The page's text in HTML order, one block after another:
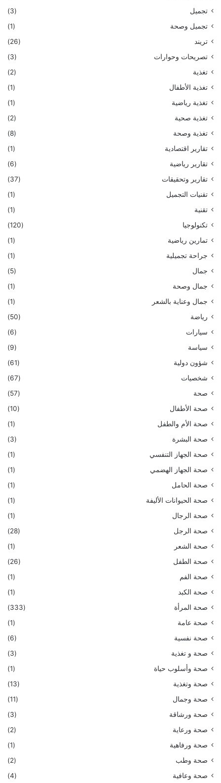
تجميل
(3)
تجميل وصحة
(1)
تريند
(26)
تصريحات وحوارات
(3)
تغذية
(2)
تغذية الأطفال
(1)
تغذية رياضية
(1)
تغذية صحية
(2)
تغذية وصحة
(8)
تقارير اقتصادية
(1)
تقارير رياضية
(6)
تقارير وتحقيقات
(37)
تقنيات التجميل
(1)
تقنية
(1)
تكنولوجيا
(120)
تمارين رياضية
(1)
جراحة تجميلية
(1)
جمال
(5)
جمال وصحة
(1)
جمال وعناية بالشعر
(1)
رياضة
(50)
سيارات
(6)
سياسة
(9)
شؤون دولية
(61)
شخصيات
(67)
صحة
(57)
صحة الأطفال
(10)
صحة الأم والطفل
(1)
صحة البشرة
(3)
صحة الجهاز التنفسي
(1)
صحة الجهاز الهضمي
(1)
صحة الحامل
(1)
صحة الحيوانات الأليفة
(1)
صحة الرجال
(1)
صحة الرجل
(28)
صحة الشعر
(1)
صحة الطفل
(26)
صحة الفم
(1)
صحة الكبد
(1)
صحة المرأة
(333)
صحة عامة
(1)
صحة نفسية
(6)
صحة و تغذية
(3)
صحة وأسلوب حياة
(1)
صحة وتغذية
(13)
صحة وجمال
(11)
صحة ورشاقة
(3)
صحة ورعاية
(2)
صحة ورفاهية
(1)
صحة وطب
(2)
صحة وعافية
(4)